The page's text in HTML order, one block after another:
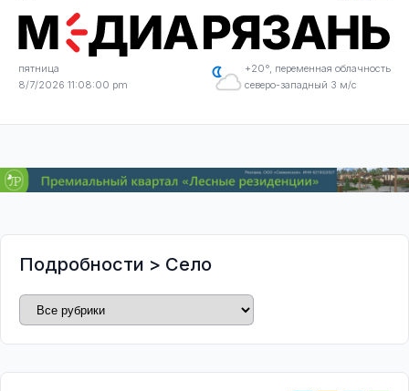
пятница
8/7/2026 11:08:00 pm
+20°, переменная облачность
северо-западный 3 м/с
Подробности > Село